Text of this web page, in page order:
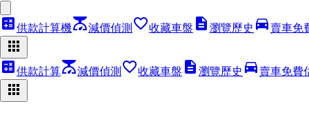
calculate供款計算機scale減價偵測 favorite_border收藏車盤 description 瀏覽歷史 directions_car賣車免
apps
calculate供款計算scale減價偵測 favorite_border收藏車盤 description 瀏覽歷史 directions_car賣車免費
apps